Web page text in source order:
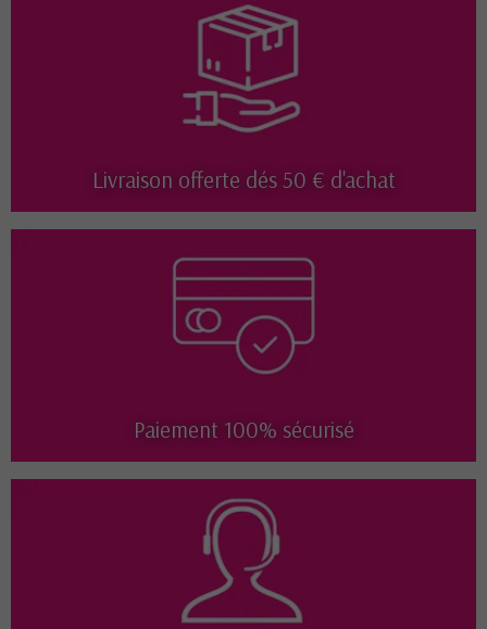
Livraison offerte dés 50 € d'achat
Paiement 100% sécurisé